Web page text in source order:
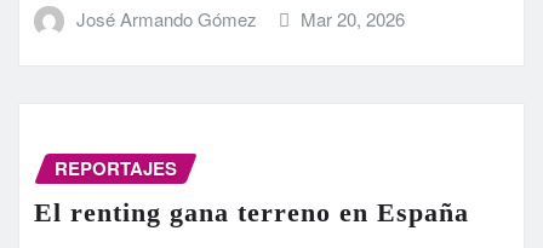
José Armando Gómez Mar 20, 2026
REPORTAJES
El renting gana terreno en España